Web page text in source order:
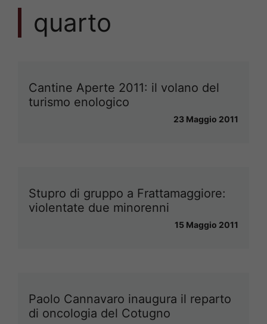
quarto
Cantine Aperte 2011: il volano del
turismo enologico
23 Maggio 2011
Stupro di gruppo a Frattamaggiore:
violentate due minorenni
15 Maggio 2011
Paolo Cannavaro inaugura il reparto
di oncologia del Cotugno